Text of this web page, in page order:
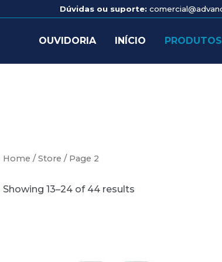
Dúvidas ou suporte:
OUVIDORIA INÍCIO PRODUTOS
Home / Store / Page 2
Showing 13–24 of 44 results